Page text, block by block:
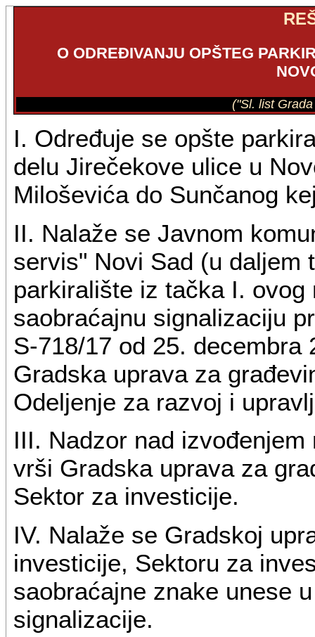
O ODREĐIVANJU OPŠTEG
("Sl. list
I. Određuje se opšte
delu Jirečekove ulice u
Miloševića do Sunčanog
II. Nalaže se Javnom
servis" Novi Sad (u daljem
parkiralište iz tačka I.
saobraćajnu signalizaciju
S-718/17 od 25. decembra
Gradska uprava za
Odeljenje za razvoj i
III. Nadzor nad
vrši Gradska uprava za
Sektor za investicije.
IV. Nalaže se Gradskoj
investicije, Sektoru za
saobraćajne znake unese
signalizacije.